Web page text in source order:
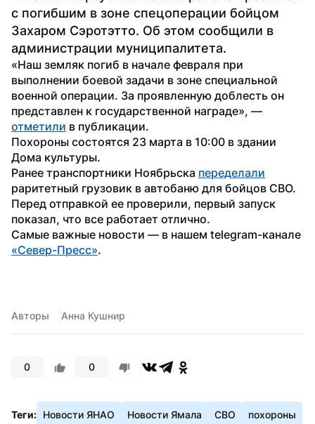
с погибшим в зоне спецоперации бойцом
Захаром Сэротэтто. Об этом сообщили в
администрации муниципалитета.
«Наш земляк погиб в начале февраля при
выполнении боевой задачи в зоне специальной
военной операции. За проявленную доблесть он
отметили в публикации.
Похороны состоятся 23 марта в 10:00 в здании
Дома культуры.
Ранее транспортники Ноябрьска переделали
раритетный грузовик в автобаню для бойцов СВО.
Перед отправкой ее проверили, первый запуск
показал, что все работает отлично.
«Север-Пресс».
Авторы Анна Кушнир
0 0
Теги: Новости ЯНАО Новости Ямала СВО похороны